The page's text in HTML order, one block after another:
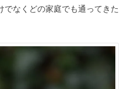
でなくどの家庭でも通ってきた